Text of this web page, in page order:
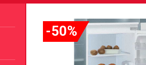
-50%